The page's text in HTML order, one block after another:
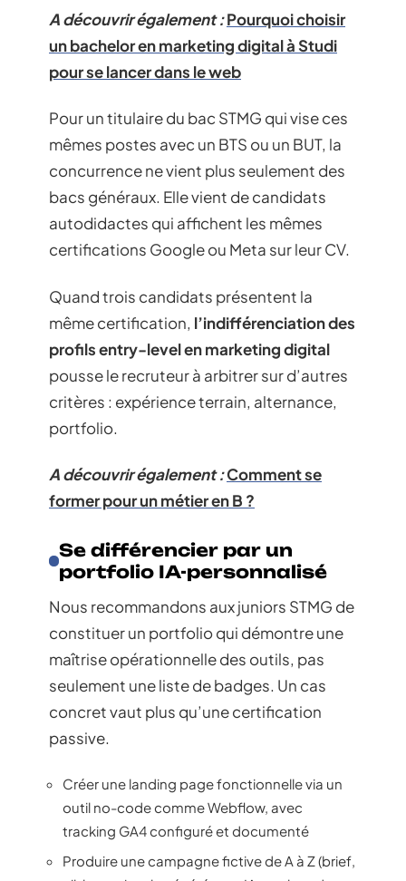
A découvrir également :Pourquoi choisir
un bachelor en marketing digital à Studi
pour se lancer dans le web
Pour un titulaire du bac STMG qui vise ces
mêmes postes avec un BTS ou un BUT, la
concurrence ne vient plus seulement des
bacs généraux. Elle vient de candidats
autodidactes qui affichent les mêmes
certifications Google ou Meta sur leur CV.
Quand trois candidats présentent la
même certification, l’indifférenciation des
profils entry-level en marketing digital
pousse le recruteur à arbitrer sur d’autres
critères : expérience terrain, alternance,
portfolio.
A découvrir également :Comment se
former pour un métier en B ?
Se différencier par un
portfolio IA-personnalisé
Nous recommandons aux juniors STMG de
constituer un portfolio qui démontre une
maîtrise opérationnelle des outils, pas
seulement une liste de badges. Un cas
concret vaut plus qu’une certification
passive.
Créer une landing page fonctionnelle via un
outil no-code comme Webflow, avec
tracking GA4 configuré et documenté
Produire une campagne fictive de A à Z (brief,